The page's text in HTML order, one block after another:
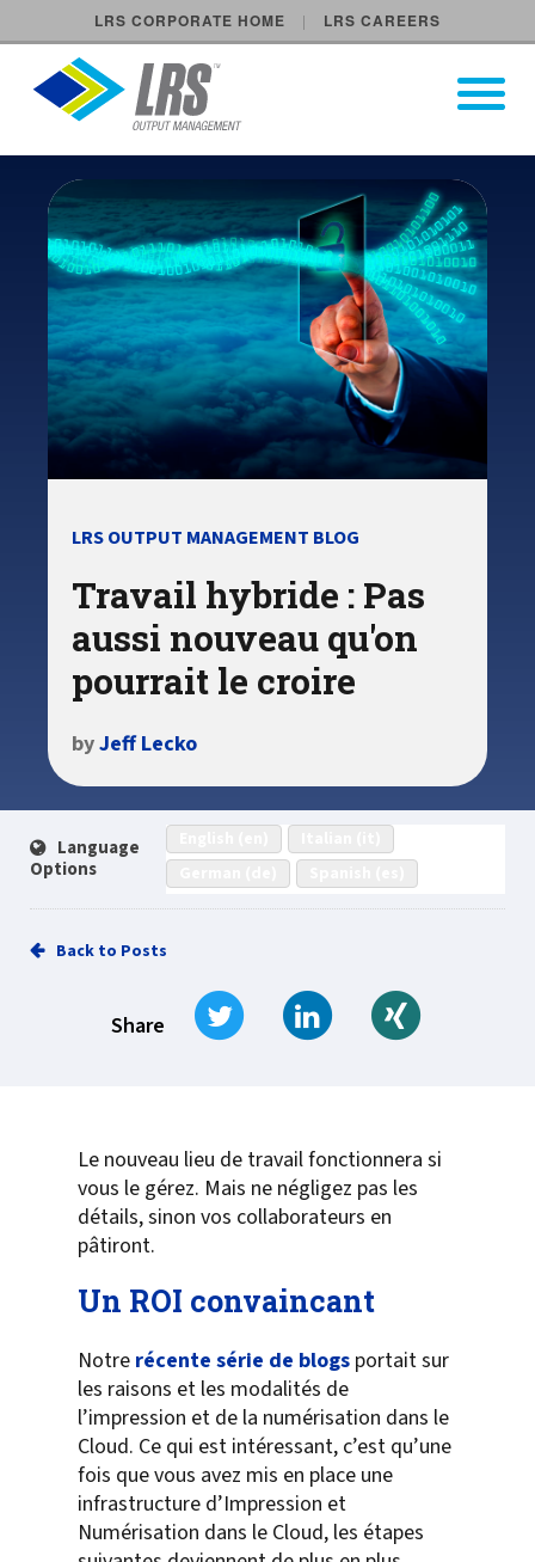
LRS CORPORATE HOME LRS CAREERS
LRS Output Management
Main Navigation
Open
LRS OUTPUT MANAGEMENT BLOG
Travail hybride : Pas
aussi nouveau qu'on
pourrait le croire
byJeff Lecko
Language
Options
Back to Posts
Share
Tweet Share on LinkedIn
Le nouveau lieu de travail fonctionnera si
vous le gérez. Mais ne négligez pas les
détails, sinon vos collaborateurs en
pâtiront.
Un ROI convaincant
Notre récente série de blogs portait sur
les raisons et les modalités de
l’impression et de la numérisation dans le
Cloud. Ce qui est intéressant, c’est qu’une
fois que vous avez mis en place une
infrastructure d’Impression et
Numérisation dans le Cloud, les étapes